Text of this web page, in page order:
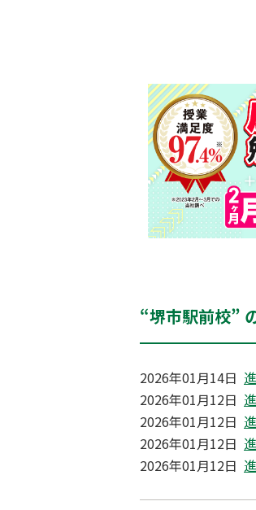
“堺市駅前校”
2026年01月14日
2026年01月12日
2026年01月12日
2026年01月12日
2026年01月12日